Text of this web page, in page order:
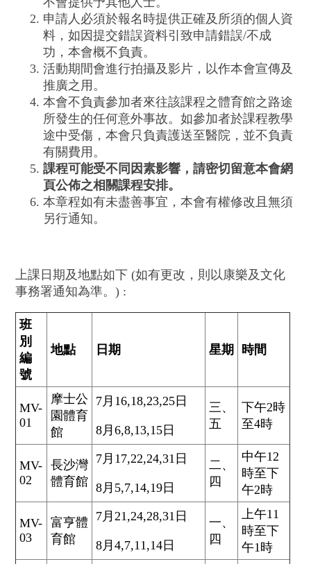
申請人必須於報名時提供正確及所須的個人資
料，如因提交錯誤資料引致申請錯誤/不成
功，本會概不負責。
活動期間會進行拍攝及影片，以作本會宣傳及
推廣之用。
本會不負責參加者來往該課程之體育館之路途
所發生的任何意外事故。如參加者於課程教學
途中受傷，本會只負責護送至醫院，並不負責
有關費用。
課程可能受不同因素影響，請密切留意本會網
頁公佈之相關課程安排。
本章程如有未盡善事宜，本會有權修改且無須
另行通知。
上課日期及地點如下 (如有更改，則以康樂及文化
事務署通知為準。) :
班
別
編
號
地點 日期 星期 時間
MV-
01
摩士公
園體育
館
7月16,18,23,25日
8月6,8,13,15日
三、
五
下午2時
至4時
MV-
02
長沙灣
體育館
7月17,22,24,31日
8月5,7,14,19日
二、
四
中午12
時至下
午2時
MV-
03
富亨體
育館
7月21,24,28,31日
8月4,7,11,14日
一、
四
上午11
時至下
午1時